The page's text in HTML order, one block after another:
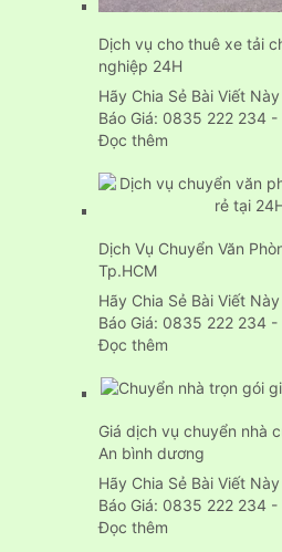
Dịch vụ cho thuê xe tải
nghiệp 24H
Hãy Chia Sẻ Bài Viết
Báo Giá: 0835 222 234
Đọc thêm:
vụ
xe
chở
hàng
24H
Dịch Vụ Chuyển Văn
Tp.HCM
Hãy Chia Sẻ Bài Viết
Báo Giá: 0835 222 234
Đọc thêm:
Vụ
Văn
Phòng
Trọn
Gói
Giá dịch vụ chuyển nhà
An bình dương
Hãy Chia Sẻ Bài Viết
Báo Giá: 0835 222 234
Đọc thêm: